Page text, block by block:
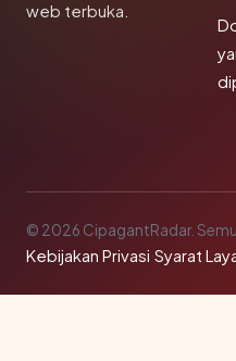
web terbuka.
© 2026 CipagantRadar.
Kebijakan Privasi·Syarat